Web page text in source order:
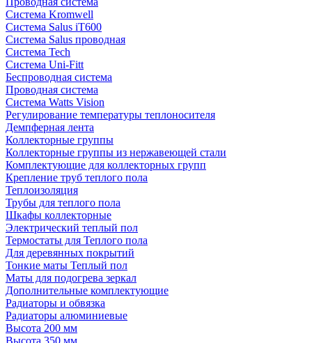
Система Kromwell
Система Salus iT600
Система Salus проводная
Система Tech
Система Uni-Fitt
Беспроводная система
Проводная система
Система Watts Vision
Регулирование температуры теплоносителя
Демпферная лента
Коллекторные группы
Коллекторные группы из нержавеющей стали
Комплектующие для коллекторных групп
Крепление труб теплого пола
Теплоизоляция
Трубы для теплого пола
Шкафы коллекторные
Электрический теплый пол
Термостаты для Теплого пола
Для деревянных покрытий
Тонкие маты Теплый пол
Маты для подогрева зеркал
Дополнительные комплектующие
Радиаторы и обвязка
Радиаторы алюминиевые
Высота 200 мм
Высота 350 мм